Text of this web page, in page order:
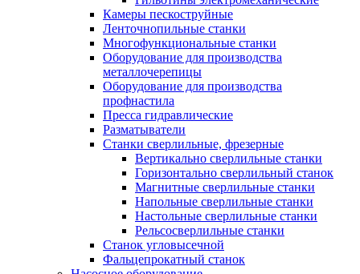
Камеры пескоструйные
Ленточнопильные станки
Многофункциональные станки
Оборудование для производства
металлочерепицы
Оборудование для производства
профнастила
Пресса гидравлические
Разматыватели
Станки сверлильные, фрезерные
Вертикально сверлильные станки
Горизонтально сверлильный станок
Магнитные сверлильные станки
Напольные сверлильные станки
Настольные сверлильные станки
Рельсосверлильные станки
Станок угловысечной
Фальцепрокатный станок